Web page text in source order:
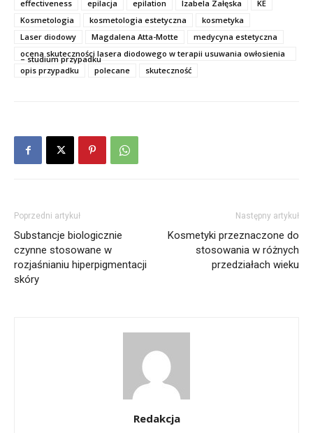
effectiveness
epilacja epilation Izabela Załęska
KE
Kosmetologia
kosmetologia estetyczna
kosmetyka
Laser diodowy
Magdalena Atta-Motte
medycyna estetyczna
ocena skuteczności lasera diodowego w terapii usuwania owłosienia
– studium przypadku
opis przypadku
polecane skuteczność
Poprzedni artykuł
Substancje biologicznie
czynne stosowane w
rozjaśnianiu hiperpigmentacji
skóry
Następny artykuł
Kosmetyki przeznaczone do
stosowania w różnych
przedziałach wieku
Redakcja